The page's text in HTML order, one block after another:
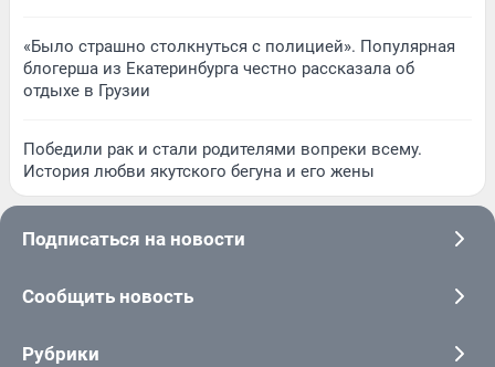
«Было страшно столкнуться с полицией». Популярная
блогерша из Екатеринбурга честно рассказала об
отдыхе в Грузии
Победили рак и стали родителями вопреки всему.
История любви якутского бегуна и его жены
Подписаться на новости
Сообщить новость
Рубрики